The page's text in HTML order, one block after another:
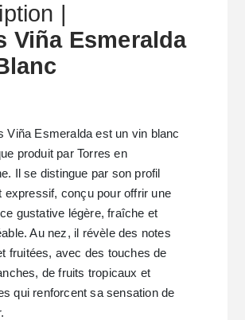
|
Viña Esmeralda
Viña Esmeralda est un vin blanc
produit par Torres en
Il se distingue par son profil
expressif, conçu pour offrir une
gustative légère, fraîche et
Au nez, il révèle des notes
fruitées, avec des touches de
de fruits tropicaux et
qui renforcent sa sensation de